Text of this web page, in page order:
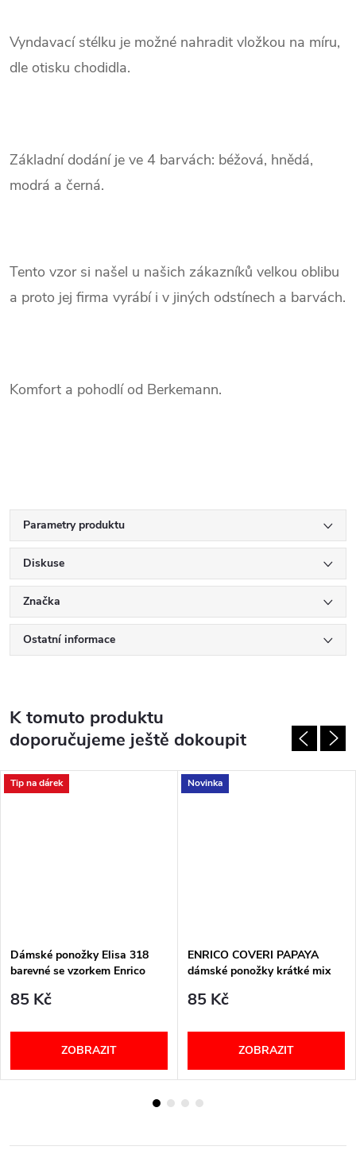
Vyndavací stélku je možné nahradit vložkou na míru,
dle otisku chodidla.
Základní dodání je ve 4 barvách: béžová, hnědá,
modrá a černá.
Tento vzor si našel u našich zákazníků velkou oblibu
a proto jej firma vyrábí i v jiných odstínech a barvách.
Komfort a pohodlí od Berkemann.
Parametry produktu
Diskuse
Značka
Ostatní informace
K tomuto produktu
doporučujeme ještě dokoupit
Tip na dárek
Dámské ponožky Elisa 318
barevné se vzorkem Enrico
85 Kč
ZOBRAZIT
Novinka
ENRICO COVERI PAPAYA
dámské ponožky krátké mix
85 Kč
ZOBRAZIT